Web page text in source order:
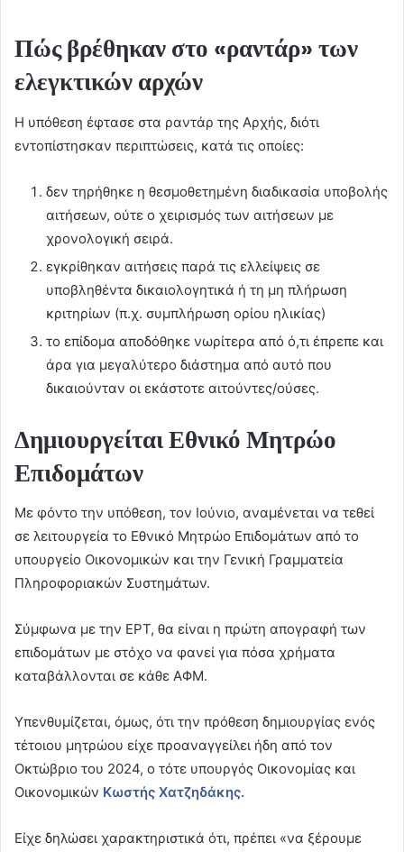
Πώς βρέθηκαν στο «ραντάρ» των
ελεγκτικών αρχών
Η υπόθεση έφτασε στα ραντάρ της Αρχής, διότι
εντοπίστησκαν περιπτώσεις, κατά τις οποίες:
δεν τηρήθηκε η θεσμοθετημένη διαδικασία υποβολής
αιτήσεων, ούτε ο χειρισμός των αιτήσεων με
χρονολογική σειρά.
εγκρίθηκαν αιτήσεις παρά τις ελλείψεις σε
υποβληθέντα δικαιολογητικά ή τη μη πλήρωση
κριτηρίων (π.χ. συμπλήρωση ορίου ηλικίας)
το επίδομα αποδόθηκε νωρίτερα από ό,τι έπρεπε και
άρα για μεγαλύτερο διάστημα από αυτό που
δικαιούνταν οι εκάστοτε αιτούντες/ούσες.
Δημιουργείται Εθνικό Μητρώο
Επιδομάτων
Με φόντο την υπόθεση, τον Ιούνιο, αναμένεται να τεθεί
σε λειτουργεία το Εθνικό Μητρώο Επιδομάτων από το
υπουργείο Οικονομικών και την Γενική Γραμματεία
Πληροφοριακών Συστημάτων.
Σύμφωνα με την ΕΡΤ, θα είναι η πρώτη απογραφή των
επιδομάτων με στόχο να φανεί για πόσα χρήματα
καταβάλλονται σε κάθε ΑΦΜ.
Υπενθυμίζεται, όμως, ότι την πρόθεση δημιουργίας ενός
τέτοιου μητρώου είχε προαναγγείλει ήδη από τον
Οκτώβριο του 2024, ο τότε υπουργός Οικονομίας και
Οικονομικών Κωστής Χατζηδάκης.
Είχε δηλώσει χαρακτηριστικά ότι, πρέπει «να ξέρουμε